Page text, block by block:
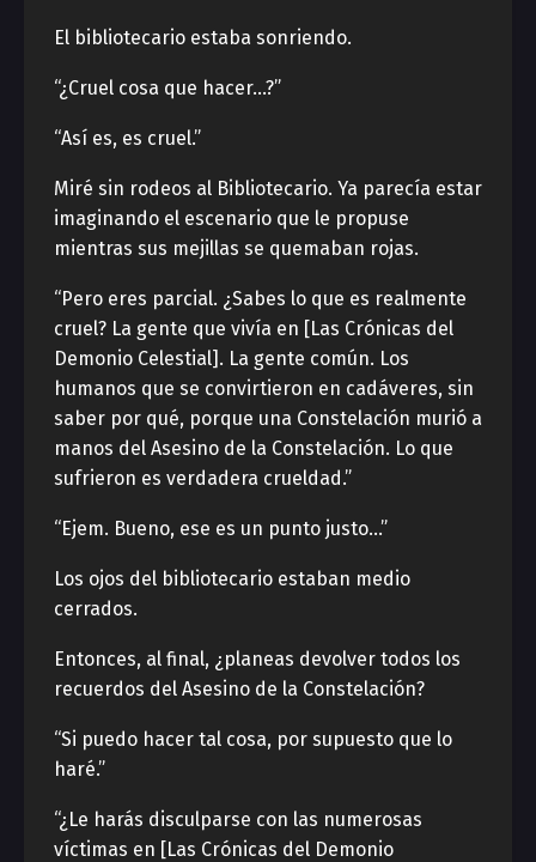
El bibliotecario estaba sonriendo.
“¿Cruel cosa que hacer…?”
“Así es, es cruel.”
Miré sin rodeos al Bibliotecario. Ya parecía estar
imaginando el escenario que le propuse
mientras sus mejillas se quemaban rojas.
“Pero eres parcial. ¿Sabes lo que es realmente
cruel? La gente que vivía en [Las Crónicas del
Demonio Celestial]. La gente común. Los
humanos que se convirtieron en cadáveres, sin
saber por qué, porque una Constelación murió a
manos del Asesino de la Constelación. Lo que
sufrieron es verdadera crueldad.”
“Ejem. Bueno, ese es un punto justo…”
Los ojos del bibliotecario estaban medio
cerrados.
Entonces, al final, ¿planeas devolver todos los
recuerdos del Asesino de la Constelación?
“Si puedo hacer tal cosa, por supuesto que lo
haré.”
“¿Le harás disculparse con las numerosas
víctimas en [Las Crónicas del Demonio